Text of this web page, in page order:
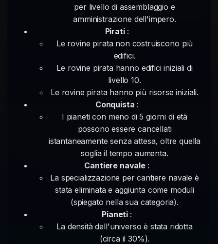
per livello di assemblaggio e
amministrazione dell'impero.
Pirati :
Le rovine pirata non costruiscono più
edifici.
Le rovine pirata hanno edifici iniziali di
livello 10.
Le rovine pirata hanno più risorse iniziali.
Conquista :
I pianeti con meno di 5 giorni di età
possono essere cancellati
istantaneamente senza attesa, oltre quella
soglia il tempo aumenta.
Cantiere navale :
La specializzazione per cantiere navale è
stata eliminata e aggiunta come moduli
(spiegato nella sua categoria).
Pianeti :
La densità dell'universo è stata ridotta
(circa il 30%).